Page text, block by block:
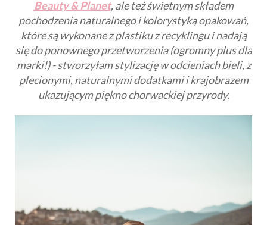
Beauty & Planet, ale też świetnym składem
pochodzenia naturalnego i kolorystyką opakowań,
które są wykonane z plastiku z recyklingu i nadają
się do ponownego przetworzenia (ogromny plus dla
marki!) - stworzyłam stylizację w odcieniach bieli, z
plecionymi, naturalnymi dodatkami i krajobrazem
ukazującym piękno chorwackiej przyrody.